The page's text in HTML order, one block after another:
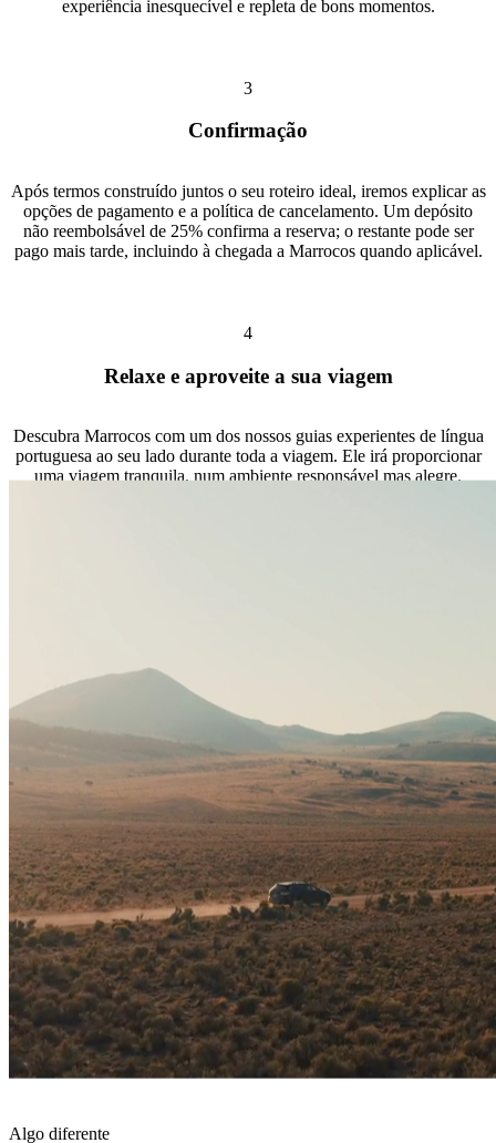
experiência inesquecível e repleta de bons momentos.
3
Confirmação
Após termos construído juntos o seu roteiro ideal, iremos explicar as
opções de pagamento e a política de cancelamento. Um depósito
não reembolsável de 25% confirma a reserva; o restante pode ser
pago mais tarde, incluindo à chegada a Marrocos quando aplicável.
4
Relaxe e aproveite a sua viagem
Descubra Marrocos com um dos nossos guias experientes de língua
portuguesa ao seu lado durante toda a viagem. Ele irá proporcionar
uma viagem tranquila, num ambiente responsável mas alegre.
Algo diferente